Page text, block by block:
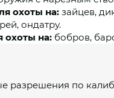
охоты на: зайцев,
ондатру.
охоты на: бобров,
разрешения по